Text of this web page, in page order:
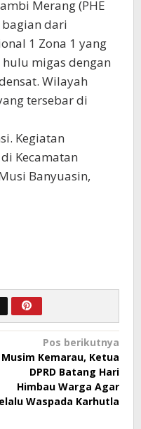
Merang (PHE
dari
1 Zona 1 yang
migas dengan
Wilayah
tersebar di
Kegiatan
Kecamatan
Banyuasin,
Pos berikutnya
Musim Kemarau, Ketua
DPRD Batang Hari
Himbau Warga Agar
Waspada Karhutla